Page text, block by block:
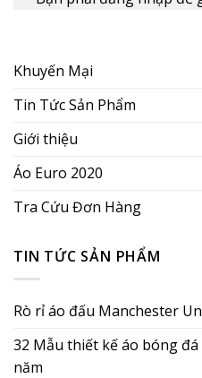
Khuyến Mại
Tin Tức Sản Phẩm
Giới thiệu
Áo Euro 2020
Tra Cứu Đơn Hàng
TIN TỨC SẢN PHẨM
Rò rỉ áo đấu Manchester
32 Mẫu thiết kế áo bóng đá
năm